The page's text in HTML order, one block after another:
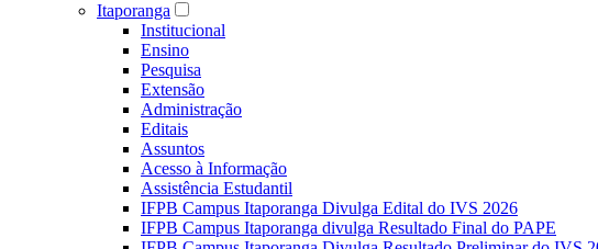
Itaporanga
Institucional
Ensino
Pesquisa
Extensão
Administração
Editais
Assuntos
Acesso à Informação
Assistência Estudantil
IFPB Campus Itaporanga Divulga Edital do IVS 2026
IFPB Campus Itaporanga divulga Resultado Final do PAPE